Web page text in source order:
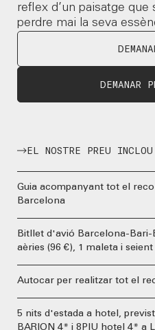
reflex d’un paisatge que
perdre mai la seva
DEMANAR
EL NOSTRE PREU INCLOU
Guia acompanyant tot el
Barcelona
Bitllet d'avió Barcelona-Bari-
aèries (96 €), 1 maleta i
Autocar per realitzar tot el
5 nits d'estada a hotel,
BARION 4* i 8PIU hotel 4* a